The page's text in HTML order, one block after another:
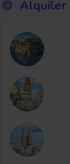
Alquiler